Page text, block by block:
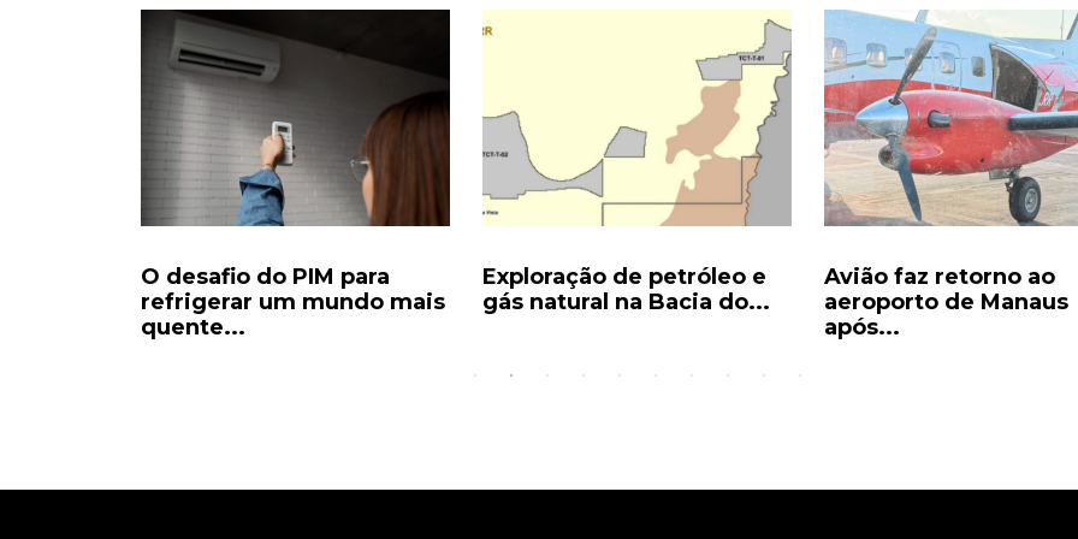
O desafio do PIM para
refrigerar um mundo mais
quente...
Exploração de petróleo e
gás natural na Bacia do...
Avião faz retorno ao
aeroporto de Manaus
após...